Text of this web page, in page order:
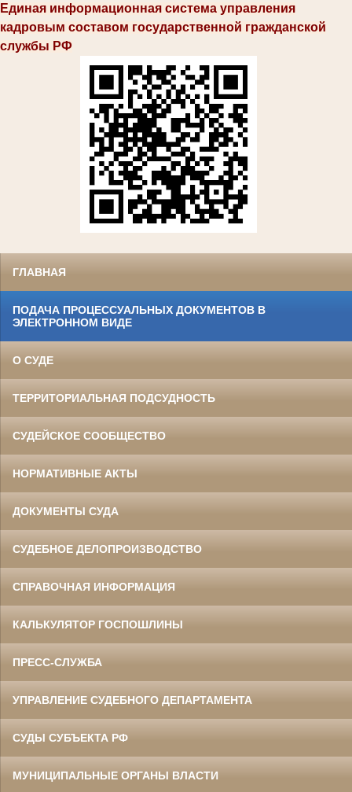
Единая информационная система управления
кадровым составом государственной гражданской
службы РФ
ГЛАВНАЯ
ПОДАЧА ПРОЦЕССУАЛЬНЫХ ДОКУМЕНТОВ В
ЭЛЕКТРОННОМ ВИДЕ
О СУДЕ
ТЕРРИТОРИАЛЬНАЯ ПОДСУДНОСТЬ
СУДЕЙСКОЕ СООБЩЕСТВО
НОРМАТИВНЫЕ АКТЫ
ДОКУМЕНТЫ СУДА
СУДЕБНОЕ ДЕЛОПРОИЗВОДСТВО
СПРАВОЧНАЯ ИНФОРМАЦИЯ
КАЛЬКУЛЯТОР ГОСПОШЛИНЫ
ПРЕСС-СЛУЖБА
УПРАВЛЕНИЕ СУДЕБНОГО ДЕПАРТАМЕНТА
СУДЫ СУБЪЕКТА РФ
МУНИЦИПАЛЬНЫЕ ОРГАНЫ ВЛАСТИ